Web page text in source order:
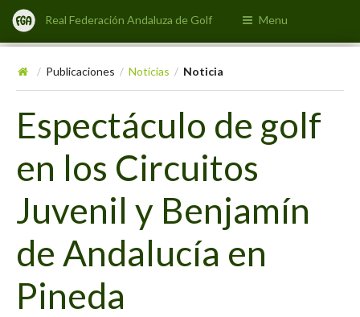
Real Federación Andaluza de Golf Menu
/ Publicaciones / Noticias / Noticia
Espectáculo de golf
en los Circuitos
Juvenil y Benjamín
de Andalucía en
Pineda